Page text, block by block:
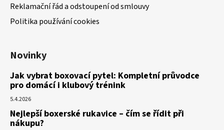
Reklamační řád a odstoupení od smlouvy
Politika používání cookies
Novinky
Jak vybrat boxovací pytel: Kompletní průvodce
pro domácí i klubový trénink
5.4.2026
Nejlepší boxerské rukavice – čím se řídit při
nákupu?